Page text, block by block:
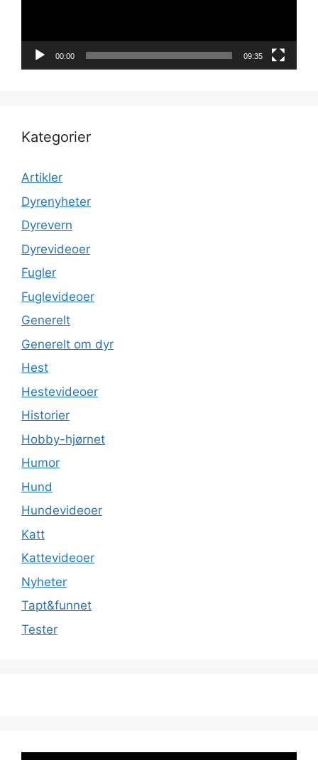
00:00 09:35
Kategorier
Artikler
Dyrenyheter
Dyrevern
Dyrevideoer
Fugler
Fuglevideoer
Generelt
Generelt om dyr
Hest
Hestevideoer
Historier
Hobby-hjørnet
Humor
Hund
Hundevideoer
Katt
Kattevideoer
Nyheter
Tapt&funnet
Tester